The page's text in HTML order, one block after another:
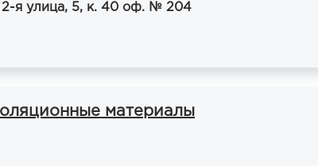
2-я улица, 5, к. 40 оф. № 204
материалы